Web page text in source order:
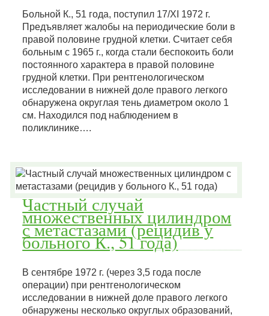
Больной К., 51 года, поступил 17/XI 1972 г.
Предъявляет жалобы на периодические боли в
правой половине грудной клетки. Считает себя
больным с 1965 г., когда стали беспокоить боли
постоянного характера в правой половине
грудной клетки. При рентгенологическом
исследовании в нижней доле правого легкого
обнаружена округлая тень диаметром около 1
см. Находился под наблюдением в
поликлинике….
Частный случай
множественных цилиндром
с метастазами (рецидив у
больного К., 51 года)
В сентябре 1972 г. (через 3,5 года после
операции) при рентгенологическом
исследовании в нижней доле правого легкого
обнаружены несколько округлых образований,